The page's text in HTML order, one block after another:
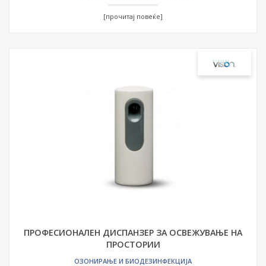
[прочитај повеќе]
ПРОФЕСИОНАЛЕН ДИСПАНЗЕР ЗА ОСВЕЖУВАЊЕ НА
ПРОСТОРИИ
ОЗОНИРАЊЕ И БИОДЕЗИНФЕКЦИЈА